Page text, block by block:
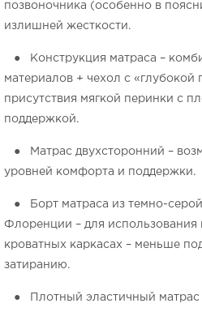
позвоночника (особенно в
излишней жесткости.
● Конструкция матраса –
материалов + чехол с
присутствия мягкой перинки с
поддержкой.
● Матрас двухсторонний –
уровней комфорта и поддержки.
● Борт матраса из темно-серой
Флоренции – для использования
кроватных каркасах – меньше
затиранию.
● Плотный эластичный